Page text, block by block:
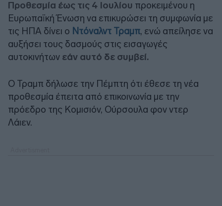
Προθεσμία έως τις 4 Ιουλίου προκειμένου η
Ευρωπαϊκή Ένωση να επικυρώσει τη συμφωνία με
τις ΗΠΑ δίνει ο Ντόναλντ Τραμπ, ενώ απείλησε να
αυξήσει τους δασμούς στις εισαγωγές
αυτοκινήτων εάν αυτό δε συμβεί.
Ο Τραμπ δήλωσε την Πέμπτη ότι έθεσε τη νέα
προθεσμία έπειτα από επικοινωνία με την
πρόεδρο της Κομισιόν, Ούρσουλα φον ντερ
Λάιεν.